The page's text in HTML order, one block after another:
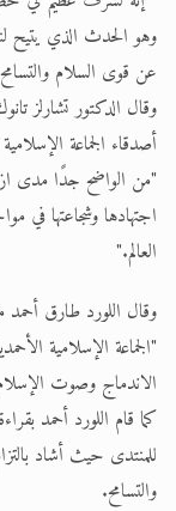
وهو الحدث الذي يتيح
عن قوى السلام
وقال الدكتور تشارلز
أصدقاء الجماعة
"من الواضح جدًا مدى
اجتهادها وشجاعتها في
العالم."
وقال اللورد طارق أحمد
"الجماعة الإسلامية
الاندماج وصوت
كما قام اللورد أحمد
للمنتدى حيث أشاد
والتسامح.